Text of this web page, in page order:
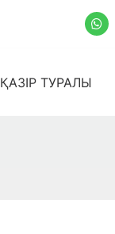
ҚАЗІР ТУРАЛЫ